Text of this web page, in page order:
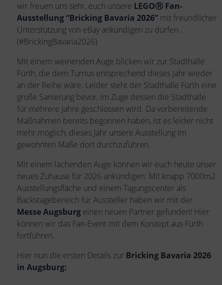
wir freuen uns sehr, euch unsere LEGOⓇ Fan-
Ausstellung “Bricking Bavaria 2026” mit freundlicher
Unterstützung von eBay ankündigen zu dürfen.
(#BrickingBavaria2026)
Mit einem weinenden Auge blicken wir zur Stadthalle
Fürth, die dem Turnus entsprechend dieses Jahr wieder
an der Reihe wäre. Leider steht der Stadthalle Fürth eine
große Sanierung bevor, im Zuge dessen die Stadthalle
für mehrere Jahre geschlossen wird. Da vorbereitende
Maßnahmen bereits begonnen haben, ist es leider nicht
mehr möglich, dieses Jahr unsere Ausstellung im
gewohnten Maße dort durchzuführen.
Mit einem lachenden Auge können wir euch heute unser
neues Zuhause für 2026 ankündigen: Mit knapp 7000m2
Ausstellungsfläche und einem Tagungscenter als
Backstagebereich für Aussteller haben wir mit der
Messe Augsburg einen neuen Partner gefunden! Hier
können wir das Fan-Event mit dem Konzept aus Fürth
fortführen.
Hier nun die ersten Details zur Bricking Bavaria 2026
in Augsburg: